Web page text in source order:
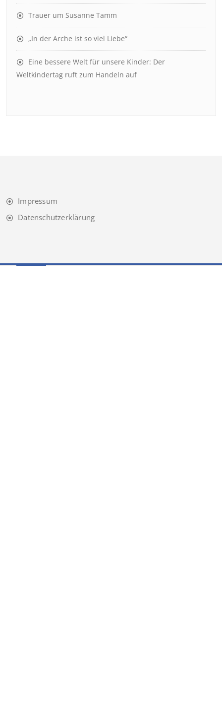
Trauer um Susanne Tamm
„In der Arche ist so viel Liebe“
Eine bessere Welt für unsere Kinder: Der
Weltkindertag ruft zum Handeln auf
Impressum
Datenschutzerklärung